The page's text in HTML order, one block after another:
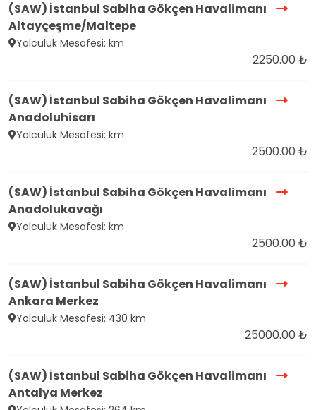
(SAW) İstanbul Sabiha Gökçen Havalimanı
Altayçeşme/Maltepe
Yolculuk Mesafesi: km
2250.00 ₺
(SAW) İstanbul Sabiha Gökçen Havalimanı
Anadoluhisarı
Yolculuk Mesafesi: km
2500.00 ₺
(SAW) İstanbul Sabiha Gökçen Havalimanı
Anadolukavağı
Yolculuk Mesafesi: km
2500.00 ₺
(SAW) İstanbul Sabiha Gökçen Havalimanı
Ankara Merkez
Yolculuk Mesafesi: 430 km
25000.00 ₺
(SAW) İstanbul Sabiha Gökçen Havalimanı
Antalya Merkez